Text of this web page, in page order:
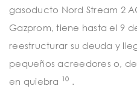
gasoducto Nord Stream 2
Gazprom, tiene hasta el 9
reestructurar su deuda y
pequeños acreedores o,
en quiebra 10 .